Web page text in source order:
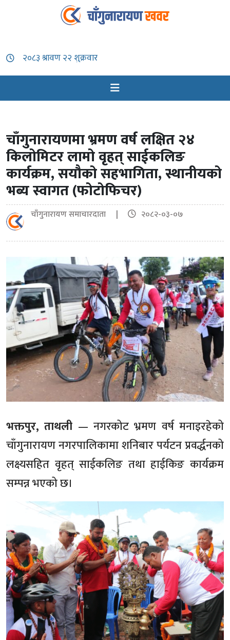
चाँगुनारायणमा भ्रमण वर्ष लक्षित २४
किलोमिटर लामो वृहत् साईकलिङ
कार्यक्रम, सयौको सहभागिता, स्थानीयको
भब्य स्वागत (फोटोफिचर)
चाँगुनारायण समाचारदाता | २०८२-०३-०७
भक्तपुर, ताथली — नगरकोट भ्रमण वर्ष मनाइरहेको
चाँगुनारायण नगरपालिकामा शनिबार पर्यटन प्रवर्द्धनको
लक्ष्यसहित वृहत् साईकलिङ तथा हाईकिङ कार्यक्रम
सम्पन्न भएको छ।